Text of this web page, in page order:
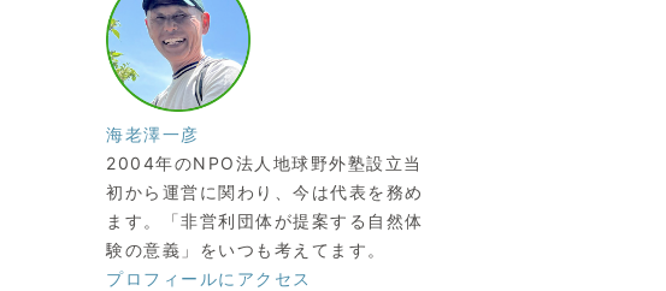
海老澤一彦
2004年のNPO法人地球野外塾設立当
初から運営に関わり、今は代表を務め
ます。「非営利団体が提案する自然体
験の意義」をいつも考えてます。
プロフィールにアクセス